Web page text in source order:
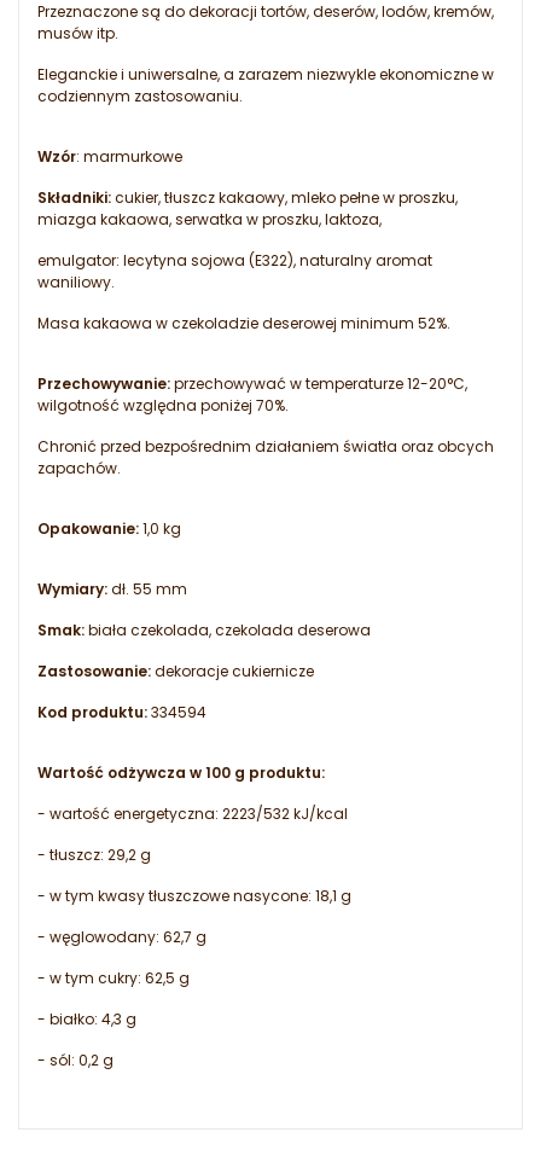
Przeznaczone są do dekoracji tortów, deserów, lodów, kremów,
musów itp.
Eleganckie i uniwersalne, a zarazem niezwykle ekonomiczne w
codziennym zastosowaniu.
Wzór: marmurkowe
Składniki:cukier, tłuszcz kakaowy, mleko pełne w proszku,
miazga kakaowa, serwatka w proszku, laktoza,
emulgator: lecytyna sojowa (E322), naturalny aromat
waniliowy.
Masa kakaowa w czekoladzie deserowej minimum 52%.
Przechowywanie:przechowywać w temperaturze 12-20°C,
wilgotność względna poniżej 70%.
Chronić przed bezpośrednim działaniem światła oraz obcych
zapachów.
Opakowanie:1,0 kg
Wymiary:dł. 55 mm
Smak:biała czekolada, czekolada deserowa
Zastosowanie:dekoracje cukiernicze
Kod produktu:334594
Wartość odżywcza w 100 g produktu:
- wartość energetyczna: 2223/532 kJ/kcal
- tłuszcz: 29,2 g
- w tym kwasy tłuszczowe nasycone: 18,1 g
- węglowodany: 62,7 g
- w tym cukry: 62,5 g
- białko: 4,3 g
- sól: 0,2 g